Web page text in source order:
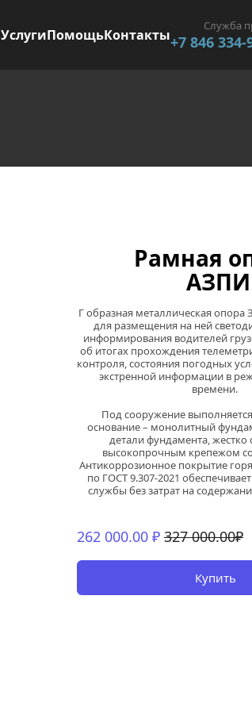
УслугиПомощьКонтакты
Служба
+7 846 334-
Рамная
АЗПИ
Г образная металлическая
для размещения на ней
информирования водителей
об итогах прохождения
контроля, состояния погодных
экстренной информации в
времени.
Под сооружение
основание – монолитный
детали фундамента,
высокопрочным крепежом
Антикоррозионное покрытие
по ГОСТ 9.307-2021
службы без затрат на
262 000.00 ₽ 327 000.00₽
Купить